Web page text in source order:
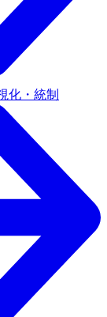
化・統制